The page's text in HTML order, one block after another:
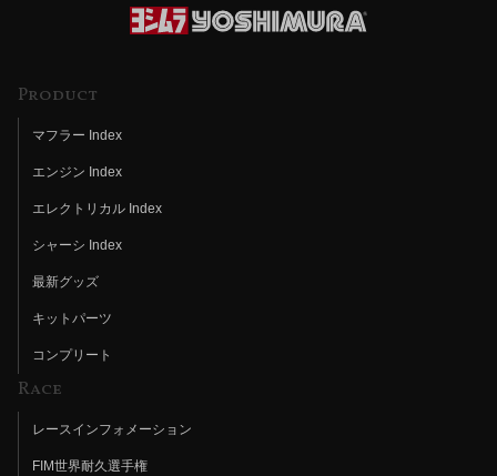
Product
マフラー Index
エンジン Index
エレクトリカル Index
シャーシ Index
最新グッズ
キットパーツ
コンプリート
Race
レースインフォメーション
FIM世界耐久選手権